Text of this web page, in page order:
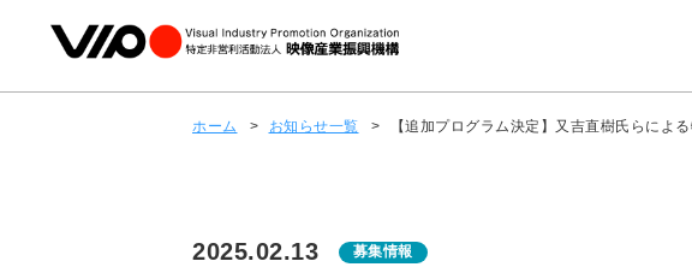
ホーム > お知らせ一覧 > 【追加プログラム決定】又吉直樹氏らに
2025.02.13 募集情報